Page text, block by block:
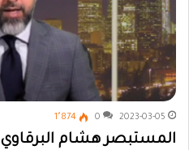
2023-03-05
0 1٬874
المستبصر هشام البرقاوي